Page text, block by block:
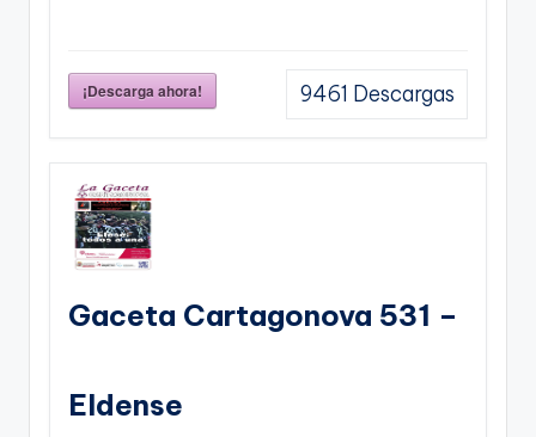
¡Descarga ahora! 9461 Descargas
Gaceta Cartagonova 531 –
Eldense